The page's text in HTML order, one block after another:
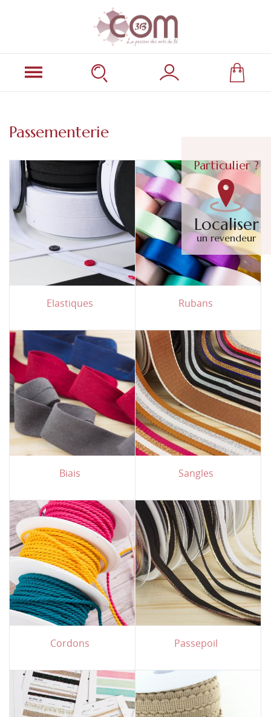
Particulier ?
Localiser
un revendeur
Passementerie
Elastiques Rubans
Biais Sangles
Cordons Passepoil